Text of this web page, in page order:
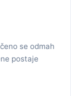
se odmah
postaje